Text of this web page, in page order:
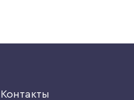
Контакты